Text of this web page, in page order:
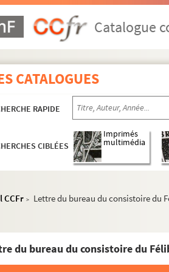
Catalogue
CATALOGUES
RAPIDE
CIBLÉES
Imprimés
multimédia
CCFr > Lettre du bureau du consistoire du
du bureau du consistoire du